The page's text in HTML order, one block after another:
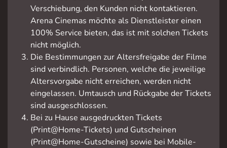
Verschiebung, den Kunden nicht kontaktieren.
Arena Cinemas möchte als Dienstleister einen
100% Service bieten, das ist mit solchen Tickets
nicht möglich.
Die Bestimmungen zur Altersfreigabe der Filme
sind verbindlich. Personen, welche die jeweilige
Altersvorgabe nicht erreichen, werden nicht
eingelassen. Umtausch und Rückgabe der Tickets
sind ausgeschlossen.
Bei zu Hause ausgedruckten Tickets
(Print@Home-Tickets) und Gutscheinen
(Print@Home-Gutscheine) sowie bei Mobile-